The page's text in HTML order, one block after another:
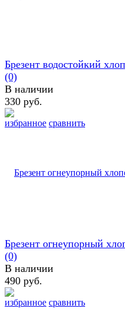
избранное сравнить
Брезент водостойкий
(0)
В наличии
330 руб.
избранное сравнить
Брезент огнеупорный
(0)
В наличии
490 руб.